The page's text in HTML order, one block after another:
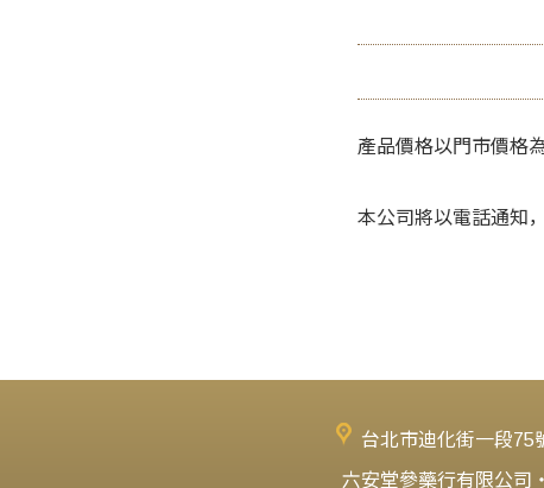
產品價格以門市價格
本公司將以電話通知
台北市迪化街一段75
六安堂參藥行有限公司